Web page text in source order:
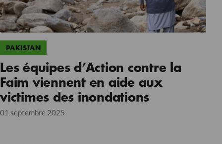
PAKISTAN
Les équipes d’Action contre la
Faim viennent en aide aux
victimes des inondations
01 septembre 2025